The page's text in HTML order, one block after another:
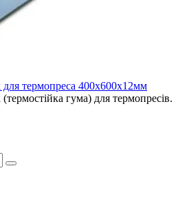
термопреса 400х600х12мм
гума) для термопресів.